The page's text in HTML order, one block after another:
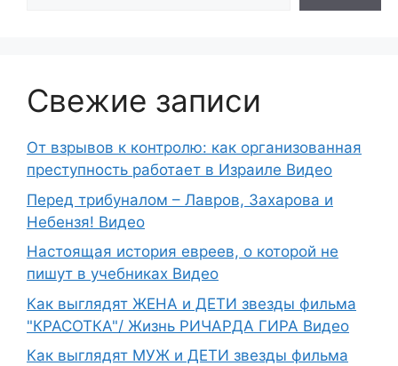
Свежие записи
От взрывов к контролю: как организованная
преступность работает в Израиле Видео
Перед трибуналом – Лавров, Захарова и
Небензя! Видео
Настоящая история евреев, о которой не
пишут в учебниках Видео
Как выглядят ЖЕНА и ДЕТИ звезды фильма
"КРАСОТКА"/ Жизнь РИЧАРДА ГИРА Видео
Как выглядят МУЖ и ДЕТИ звезды фильма